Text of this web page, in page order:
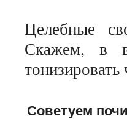
Целебные
Скажем, в
Советуем